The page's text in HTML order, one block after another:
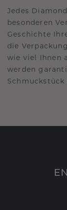
Jedes
besonderen
Geschichte
die
wie viel Ihnen
werden